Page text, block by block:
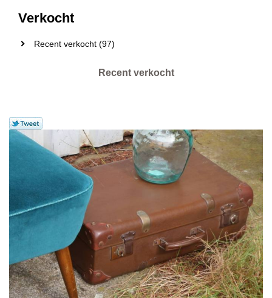
Verkocht
Recent verkocht (97)
Recent verkocht